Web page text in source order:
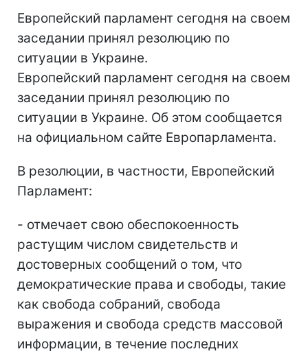
Европейский парламент сегодня на своем
заседании принял резолюцию по
ситуации в Украине.
Европейский парламент сегодня на своем
заседании принял резолюцию по
ситуации в Украине. Об этом сообщается
на официальном сайте Европарламента.
В резолюции, в частности, Европейский
Парламент:
- отмечает свою обеспокоенность
растущим числом свидетельств и
достоверных сообщений о том, что
демократические права и свободы, такие
как свобода собраний, свобода
выражения и свобода средств массовой
информации, в течение последних